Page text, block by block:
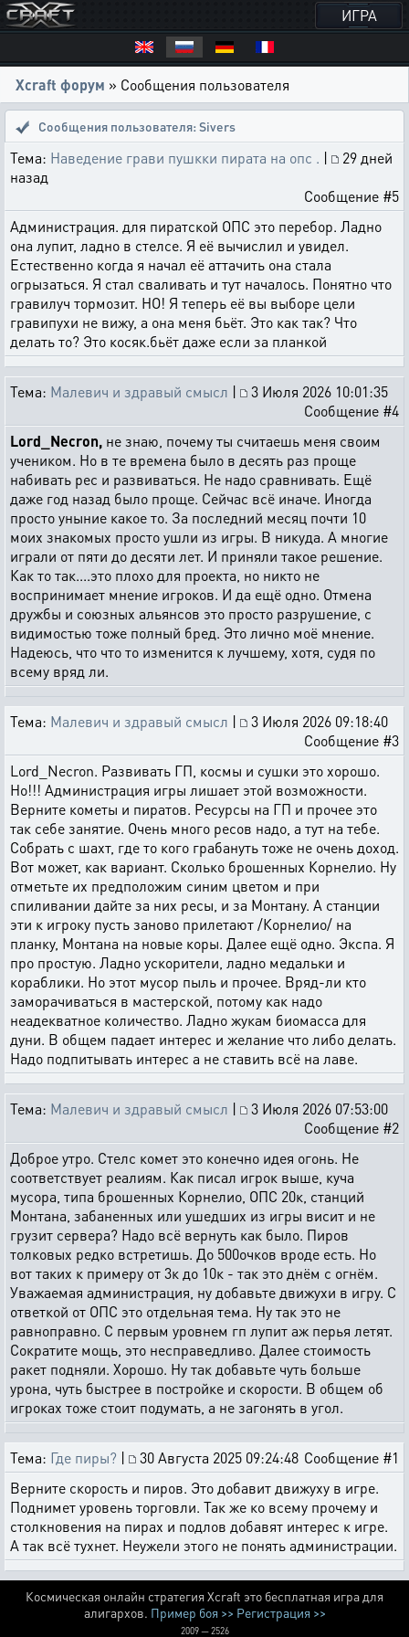
ИГРА
Xcraft форум » Сообщения пользователя
Сообщения пользователя: Sivers
Тема: Наведение грави пушкки пирата на опс . |
29 дней
назад
Сообщение #5
Администрация. для пиратской ОПС это перебор. Ладно
она лупит, ладно в стелсе. Я её вычислил и увидел.
Естественно когда я начал её аттачить она стала
огрызаться. Я стал сваливать и тут началось. Понятно что
гравилуч тормозит. НО! Я теперь её вы выборе цели
гравипухи не вижу, а она меня бьёт. Это как так? Что
делать то? Это косяк.бьёт даже если за планкой
Тема: Малевич и здравый смысл |
3 Июля 2026 10:01:35
Сообщение #4
Lord_Necron, не знаю, почему ты считаешь меня своим
учеником. Но в те времена было в десять раз проще
набивать рес и развиваться. Не надо сравнивать. Ещё
даже год назад было проще. Сейчас всё иначе. Иногда
просто уныние какое то. За последний месяц почти 10
моих знакомых просто ушли из игры. В никуда. А многие
играли от пяти до десяти лет. И приняли такое решение.
Как то так....это плохо для проекта, но никто не
воспринимает мнение игроков. И да ещё одно. Отмена
дружбы и союзных альянсов это просто разрушение, с
видимостью тоже полный бред. Это лично моё мнение.
Надеюсь, что что то изменится к лучшему, хотя, судя по
всему вряд ли.
Тема: Малевич и здравый смысл |
3 Июля 2026 09:18:40
Сообщение #3
Lord_Necron. Развивать ГП, космы и сушки это хорошо.
Но!!! Администрация игры лишает этой возможности.
Верните кометы и пиратов. Ресурсы на ГП и прочее это
так себе занятие. Очень много ресов надо, а тут на тебе.
Собрать с шахт, где то кого грабануть тоже не очень доход.
Вот может, как вариант. Сколько брошенных Корнелио. Ну
отметьте их предположим синим цветом и при
спиливании дайте за них ресы, и за Монтану. А станции
эти к игроку пусть заново прилетают /Корнелио/ на
планку, Монтана на новые коры. Далее ещё одно. Экспа. Я
про простую. Ладно ускорители, ладно медальки и
кораблики. Но этот мусор пыль и прочее. Вряд-ли кто
заморачиваться в мастерской, потому как надо
неадекватное количество. Ладно жукам биомасса для
дуни. В общем падает интерес и желание что либо делать.
Надо подпитывать интерес а не ставить всё на лаве.
Тема: Малевич и здравый смысл |
3 Июля 2026 07:53:00
Сообщение #2
Доброе утро. Стелс комет это конечно идея огонь. Не
соответствует реалиям. Как писал игрок выше, куча
мусора, типа брошенных Корнелио, ОПС 20к, станций
Монтана, забаненных или ушедших из игры висит и не
грузит сервера? Надо всё вернуть как было. Пиров
толковых редко встретишь. До 500очков вроде есть. Но
вот таких к примеру от 3к до 10к - так это днём с огнём.
Уважаемая администрация, ну добавьте движухи в игру. С
ответкой от ОПС это отдельная тема. Ну так это не
равноправно. С первым уровнем гп лупит аж перья летят.
Сократите мощь, это несправедливо. Далее стоимость
ракет подняли. Хорошо. Ну так добавьте чуть больше
урона, чуть быстрее в постройке и скорости. В общем об
игроках тоже стоит подумать, а не загонять в угол.
Тема: Где пиры? | 30 Августа 2025 09:24:48 Сообщение #1
Верните скорость и пиров. Это добавит движуху в игре.
Поднимет уровень торговли. Так же ко всему прочему и
столкновения на пирах и подлов добавят интерес к игре.
А так всё тухнет. Неужели этого не понять администрации.
Космическая онлайн стратегия Xcraft это бесплатная игра для
алигархов. Пример боя >> Регистрация >>
2009 — 2526